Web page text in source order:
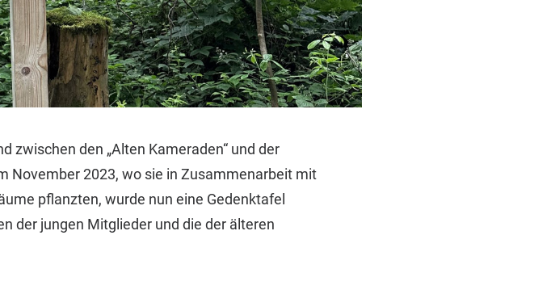
zwischen den „Alten Kameraden“ und der
November 2023, wo sie in Zusammenarbeit mit
pflanzten, wurde nun eine Gedenktafel
der jungen Mitglieder und die der älteren